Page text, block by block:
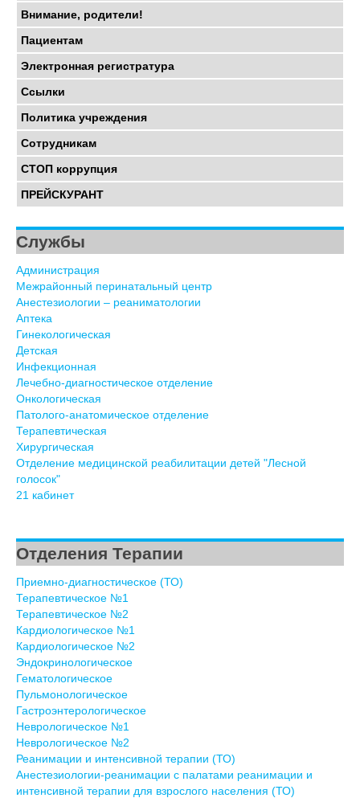
Внимание, родители!
Пациентам
Электронная регистратура
Ссылки
Политика учреждения
Сотрудникам
СТОП коррупция
ПРЕЙСКУРАНТ
Службы
Администрация
Межрайонный перинатальный центр
Анестезиологии – реаниматологии
Аптека
Гинекологическая
Детская
Инфекционная
Лечебно-диагностическое отделение
Онкологическая
Патолого-анатомическое отделение
Терапевтическая
Хирургическая
Отделение медицинской реабилитации детей "Лесной
голосок"
21 кабинет
Отделения Терапии
Приемно-диагностическое (ТО)
Терапевтическое №1
Терапевтическое №2
Кардиологическое №1
Кардиологическое №2
Эндокринологическое
Гематологическое
Пульмонологическое
Гастроэнтерологическое
Неврологическое №1
Неврологическое №2
Реанимации и интенсивной терапии (ТО)
Анестезиологии-реанимации с палатами реанимации и
интенсивной терапии для взрослого населения (ТО)